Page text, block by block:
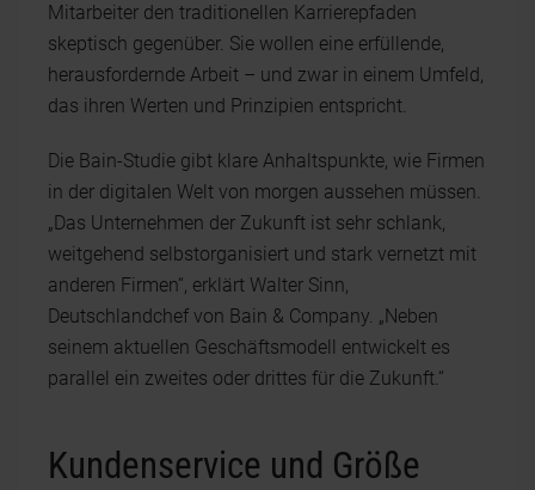
Mitarbeiter den traditionellen Karrierepfaden
skeptisch gegenüber. Sie wollen eine erfüllende,
herausfordernde Arbeit – und zwar in einem Umfeld,
das ihren Werten und Prinzipien entspricht.
Die Bain-Studie gibt klare Anhaltspunkte, wie Firmen
in der digitalen Welt von morgen aussehen müssen.
„Das Unternehmen der Zukunft ist sehr schlank,
weitgehend selbstorganisiert und stark vernetzt mit
anderen Firmen“, erklärt Walter Sinn,
Deutschlandchef von Bain & Company. „Neben
seinem aktuellen Geschäftsmodell entwickelt es
parallel ein zweites oder drittes für die Zukunft.“
Kundenservice und Größe